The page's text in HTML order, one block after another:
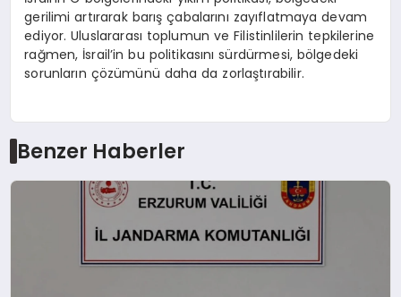
gerilimi artırarak barış çabalarını zayıflatmaya devam
ediyor. Uluslararası toplumun ve Filistinlilerin tepkilerine
rağmen, İsrail’in bu politikasını sürdürmesi, bölgedeki
sorunların çözümünü daha da zorlaştırabilir.
Benzer Haberler